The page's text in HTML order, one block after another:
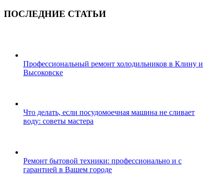
ПОСЛЕДНИЕ СТАТЬИ
Профессиональный ремонт холодильников в Клину и
Высоковске
Что делать, если посудомоечная машина не сливает
воду: советы мастера
Ремонт бытовой техники: профессионально и с
гарантией в Вашем городе